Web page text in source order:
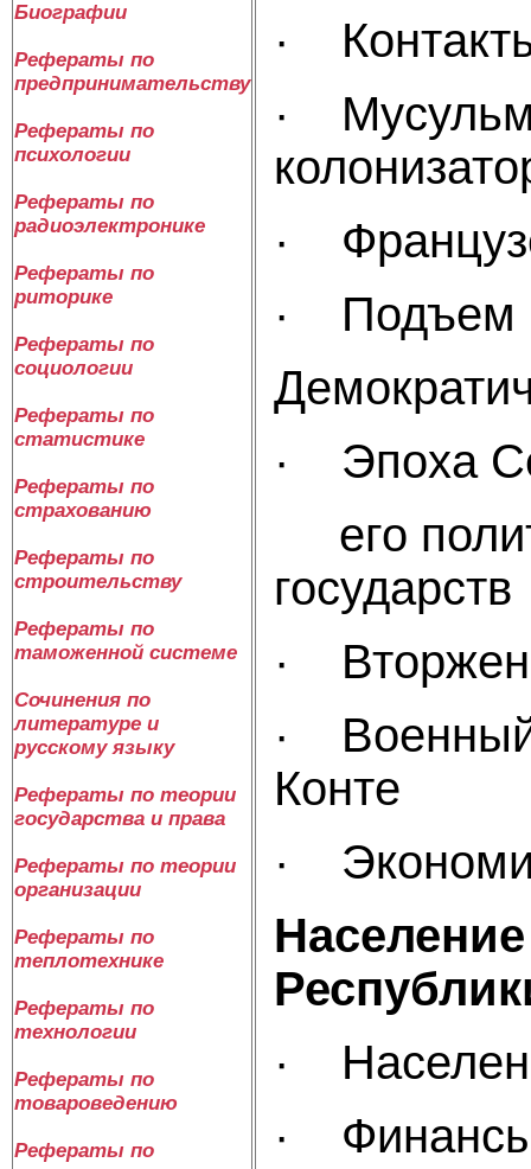
Биографии
Рефераты по
предпринимательству
Рефераты по
психологии
Рефераты по
радиоэлектронике
Рефераты по
риторике
Рефераты по
социологии
Рефераты по
статистике
Рефераты по
страхованию
Рефераты по
строительству
Рефераты по
таможенной системе
Сочинения по
литературе и
русскому языку
Рефераты по теории
государства и права
Рефераты по теории
организации
Рефераты по
теплотехнике
Рефераты по
технологии
Рефераты по
товароведению
Рефераты по
·
·
·
· Подъем
· Эпоха
его
·
· Военный
·
·
·